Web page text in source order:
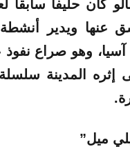
كان حليفا سابقا
عنها ويدير
وهو صراع
المدينة سلسلة
ميل”